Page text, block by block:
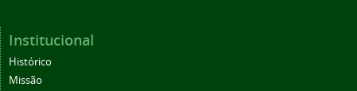
Institucional
Histórico
Missão